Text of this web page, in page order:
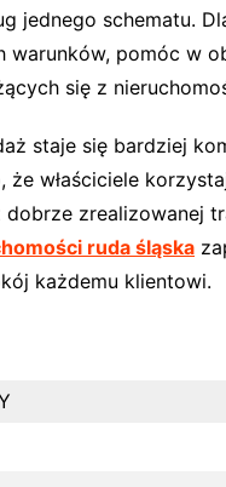
jednego schematu.
warunków, pomóc w
się z
staje się bardziej
właściciele
zrealizowanej
ruda śląska
każdemu klientowi.